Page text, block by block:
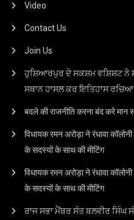
Video
Contact Us
Join Us
ਹੁਸ਼ਿਆਰਪੁਰ ਦੇ ਸਕਸ਼ਮ ਵਸ਼ਿਸ਼ਟ ਨੇ
ਸਥਾਨ ਹਾਸਲ ਕਰ ਇਤਿਹਾਸ ਰਚਿਆ
बदले की राजनीति करना बंद करे मान
विधायक रमन अरोड़ा ने रंधावा
के सदस्यों के साथ की मीटिंग
विधायक रमन अरोड़ा ने रंधावा
के सदस्यों के साथ की मीटिंग
ਰਾਜ ਸਭਾ ਮੈਂਬਰ ਸੰਤ ਬਲਵੀਰ ਸਿੰਘ